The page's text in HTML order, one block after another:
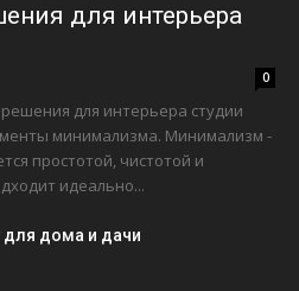
для интерьера
0
для интерьера студии
минимализма. Минимализм -
простотой, чистотой и
идеально...
дома и дачи